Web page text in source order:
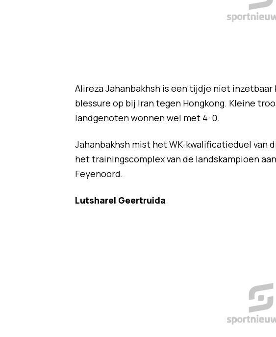
Alireza Jahanbakhsh is een tijdje niet
blessure op bij Iran tegen Hongkong. Kleine
landgenoten wonnen wel met 4-0.
Jahanbakhsh mist het WK-kwalificatieduel van
het trainingscomplex van de landskampioen
Feyenoord.
Lutsharel Geertruida